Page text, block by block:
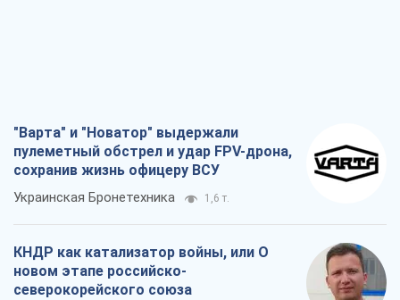
"Варта" и "Новатор" выдержали
пулеметный обстрел и удар FPV-дрона,
сохранив жизнь офицеру ВСУ
Украинская Бронетехника 1,6 т.
КНДР как катализатор войны, или О
новом этапе российско-
северокорейского союза